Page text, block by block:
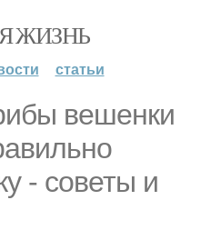
ЖИЗНЬ
статьи
вешенки
- советы и